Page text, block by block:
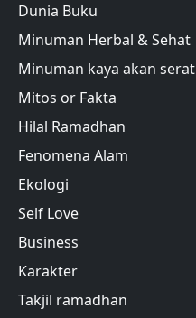
Dunia Buku
Minuman Herbal & Sehat
Minuman kaya akan serat
Mitos or Fakta
Hilal Ramadhan
Fenomena Alam
Ekologi
Self Love
Business
Karakter
Takjil ramadhan